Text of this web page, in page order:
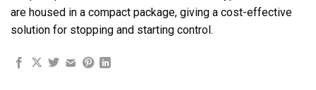
are housed in a compact package, giving a cost-effective
solution for stopping and starting control.